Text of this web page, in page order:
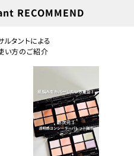
RECOMMEND
ルタントによる
い方のご紹介